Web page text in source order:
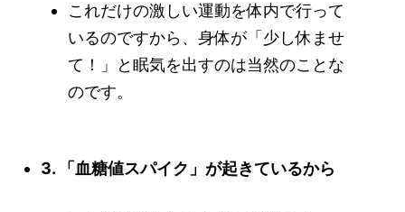
これだけの激しい運動を体内で行って
いるのですから、身体が「少し休ませ
て！」と眠気を出すのは当然のことな
のです。
3. 「血糖値スパイク」が起きているから